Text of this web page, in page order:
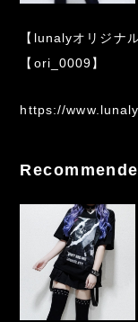
【lunalyオリジナ
【ori_0009】
https://